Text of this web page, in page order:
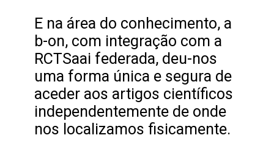
E na área do conhecimento, a
b-on, com integração com a
RCTSaai federada, deu-nos
uma forma única e segura de
aceder aos artigos científicos
independentemente de onde
nos localizamos fisicamente.